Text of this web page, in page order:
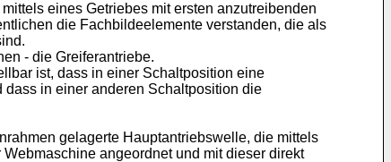
eines Getriebes mit ersten anzutreibenden
die Fachbildeelemente verstanden, die als
- die Greiferantriebe.
ist, dass in einer Schaltposition eine
in einer anderen Schaltposition die
gelagerte Hauptantriebswelle, die mittels
angeordnet und mit dieser direkt